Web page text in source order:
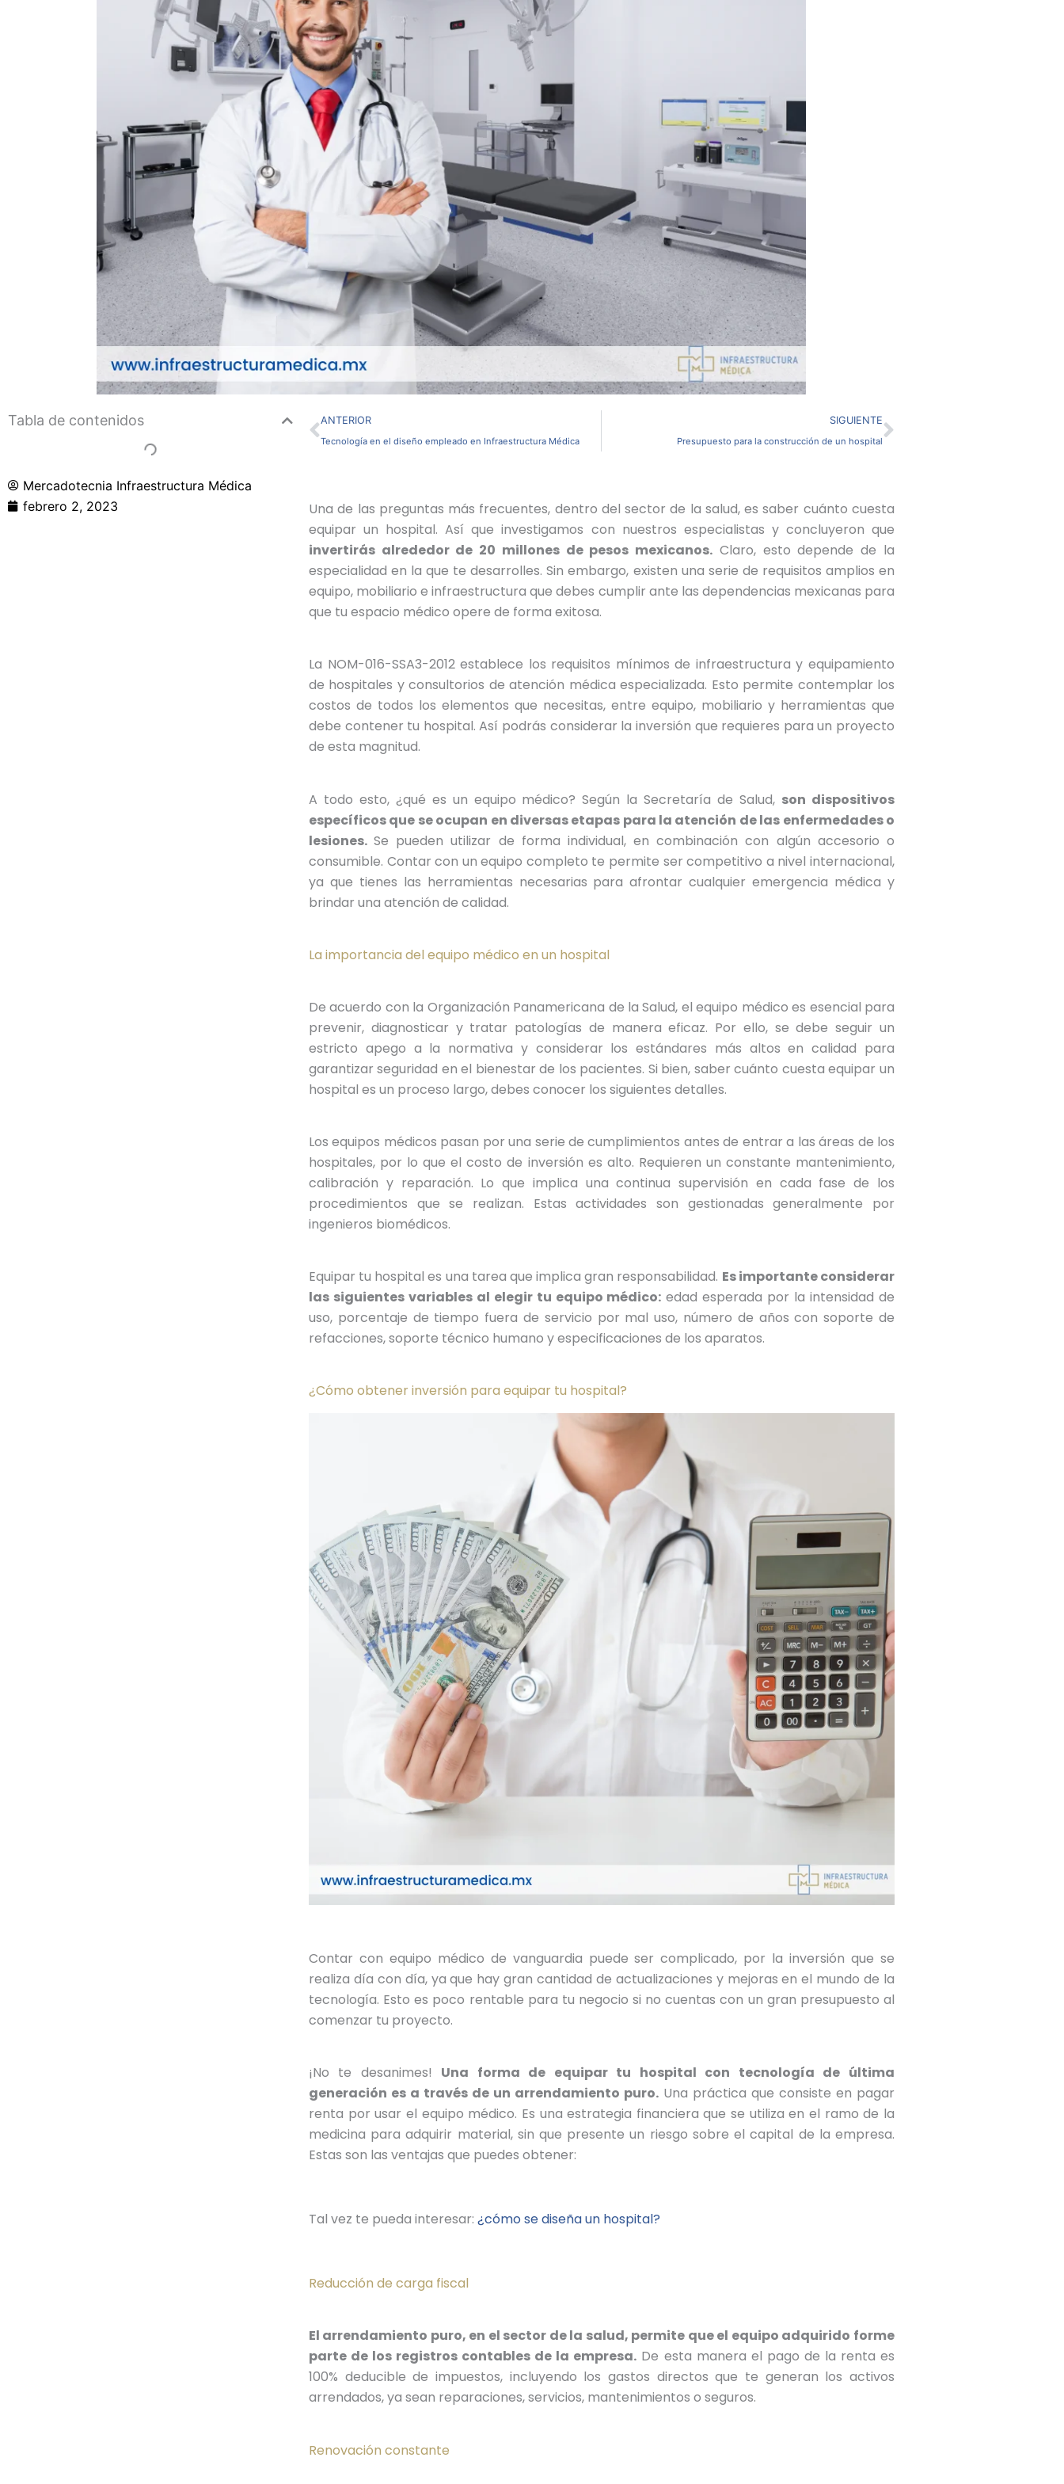
Tabla de contenidos
Mercadotecnia Infraestructura Médica
febrero 2, 2023
Ant
ANTERIOR
Tecnología en el diseño empleado en Infraestructura Médica
SIGUIENTE
Presupuesto para la construcción de un hospital
Siguiente
Una de las preguntas más frecuentes, dentro del sector de la salud, es saber cuánto cuesta
equipar un hospital. Así que investigamos con nuestros especialistas y concluyeron que
invertirásalrededor de 20 millones de pesos mexicanos. Claro, esto depende de la
especialidad en la que te desarrolles. Sin embargo, existen una serie de requisitos amplios en
equipo, mobiliario e infraestructura que debes cumplir ante las dependencias mexicanas para
que tu espacio médico opere de forma exitosa.
La NOM-016-SSA3-2012 establece los requisitos mínimos de infraestructura y equipamiento
de hospitales y consultorios de atención médica especializada. Esto permite contemplar los
costos de todos los elementos que necesitas, entre equipo, mobiliario y herramientas que
debe contener tu hospital. Así podrás considerar la inversión que requieres para un proyecto
de esta magnitud.
A todo esto, ¿qué es un equipo médico? Según la Secretaría de Salud, son dispositivos
específicos que se ocupan en diversas etapas para la atención de las enfermedades o
lesiones.Se pueden utilizar de forma individual, en combinación con algún accesorio o
consumible. Contar con un equipo completo te permite ser competitivo a nivel internacional,
ya que tienes las herramientas necesarias para afrontar cualquier emergencia médica y
brindar una atención de calidad.
La importancia del equipo médico en un hospital
De acuerdo con la Organización Panamericana de la Salud, el equipo médico es esencial para
prevenir, diagnosticar y tratar patologías de manera eficaz. Por ello, se debe seguir un
estricto apego a la normativa y considerar los estándares más altos en calidad para
garantizar seguridad en el bienestar de los pacientes. Si bien, saber cuánto cuesta equipar un
hospital es un proceso largo, debes conocer los siguientes detalles.
Los equipos médicos pasan por una serie de cumplimientos antes de entrar a las áreas de los
hospitales, por lo que el costo de inversión es alto. Requieren un constante mantenimiento,
calibración y reparación. Lo que implica una continua supervisión en cada fase de los
procedimientos que se realizan. Estas actividades son gestionadas generalmente por
ingenieros biomédicos.
Equipar tu hospital es una tarea que implica gran responsabilidad. Es importante considerar
las siguientes variables al elegir tu equipo médico: edad esperada por la intensidad de
uso, porcentaje de tiempo fuera de servicio por mal uso, número de años con soporte de
refacciones, soporte técnico humano y especificaciones de los aparatos.
¿Cómo obtener inversión para equipar tu hospital?
Contar con equipo médico de vanguardia puede ser complicado, por la inversión que se
realiza día con día, ya que hay gran cantidad de actualizaciones y mejoras en el mundo de la
tecnología. Esto es poco rentable para tu negocio si no cuentas con un gran presupuesto al
comenzar tu proyecto.
¡No te desanimes! Una forma de equipar tu hospital con tecnología de última
generación es a través de un arrendamiento puro.Una práctica que consiste en pagar
renta por usar el equipo médico. Es una estrategia financiera que se utiliza en el ramo de la
medicina para adquirir material, sin que presente un riesgo sobre el capital de la empresa.
Estas son las ventajas que puedes obtener:
Tal vez te pueda interesar: ¿cómo se diseña un hospital?
Reducción de carga fiscal
El arrendamiento puro, en el sector de la salud, permite que el equipo adquirido forme
parte de los registros contables de la empresa. De esta manera el pago de la renta es
100% deducible de impuestos, incluyendo los gastos directos que te generan los activos
arrendados, ya sean reparaciones, servicios, mantenimientos o seguros.
Renovación constante